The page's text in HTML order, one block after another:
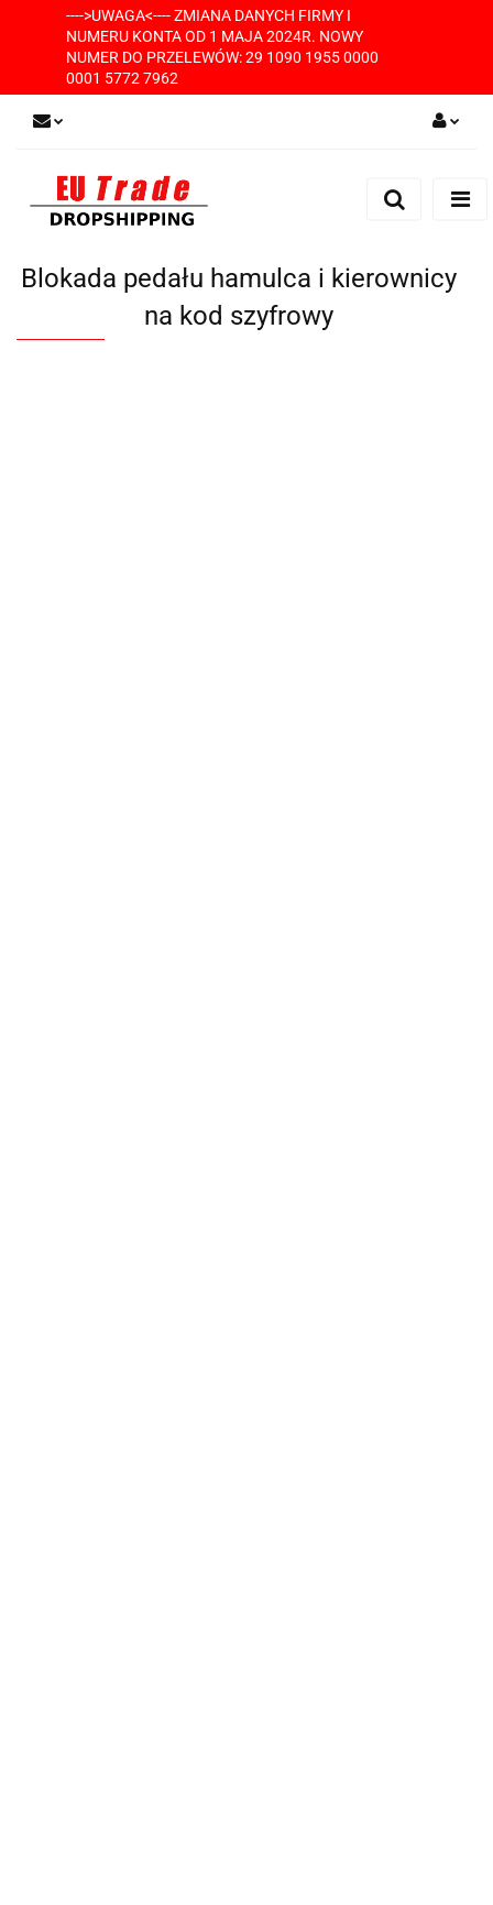
---->UWAGA<---- ZMIANA DANYCH FIRMY I
NUMERU KONTA OD 1 MAJA 2024R. NOWY
NUMER DO PRZELEWÓW: 29 1090 1955 0000
0001 5772 7962
Zarejestruj się
Blokada pedału hamulca i kierownicy
na kod szyfrowy